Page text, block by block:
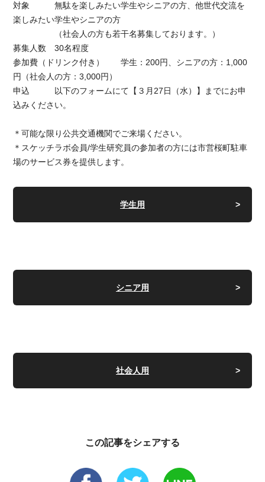
対象 無駄を楽しみたい学生やシニアの方、他世代交流を
楽しみたい学生やシニアの方
（社会人の方も若干名募集しております。）
募集人数 30名程度
参加費（ドリンク付き） 学生：200円、シニアの方：1,000
円（社会人の方：3,000円）
申込 以下のフォームにて【３月27日（水）】までにお申
込みください。
＊可能な限り公共交通機関でご来場ください。
＊スケッチラボ会員/学生研究員の参加者の方には市営桜町駐車
場のサービス券を提供します。
学生用
シニア用
社会人用
この記事をシェアする